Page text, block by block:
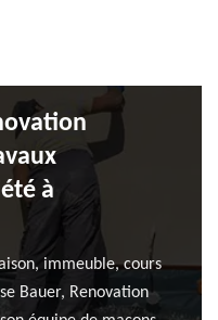
à
immeuble, cours
Bauer, Renovation